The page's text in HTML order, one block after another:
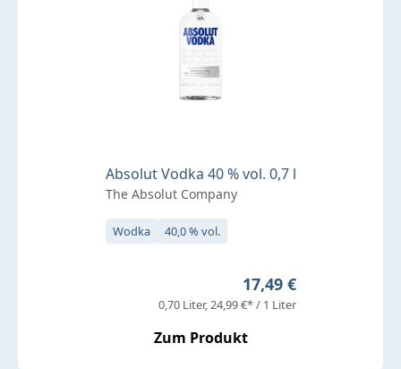
Absolut Vodka 40 % vol. 0,7 l
The Absolut Company
Wodka 40,0 % vol.
Regulärer Preis:
17,49 €
0,70 Liter 24,99 €* / 1 Liter
Zum Produkt